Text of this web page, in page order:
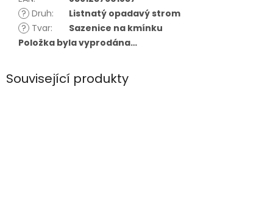
? Druh:
Listnatý opadavý strom
? Tvar:
Sazenice na kmínku
Položka byla vyprodána…
Související produkty